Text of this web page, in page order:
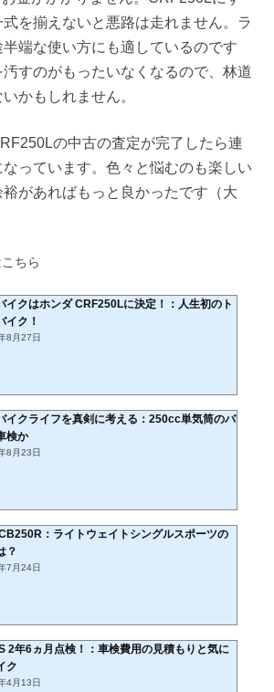
を揃えないと悪路は走れません。ラ
半端な使い方にも適しているのです
すのがもったいなくなるので、林道
かもしれません。
の中古の査定が完了したら連
っています。色々と悩むのも楽しい
があればもっと良かったです（大
ちら
イクはホンダ CRF250Lに決定！：人生初のト
イク！
8月27日
イクライフを真剣に考える：250cc単気筒のバ
検か
8月23日
：ライトウェイトシングルスポーツの
？
7月24日
2年6ヵ月点検！：車検費用の見積もりと気に
ク
4月13日